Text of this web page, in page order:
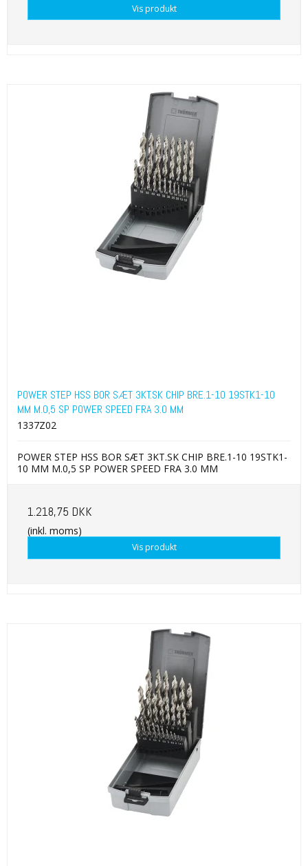
Vis produkt
POWER STEP HSS BOR SÆT 3KT.SK CHIP BRE.1-10 19STK1-10
MM M.0,5 SP POWER SPEED FRA 3.0 MM
1337Z02
POWER STEP HSS BOR SÆT 3KT.SK CHIP BRE.1-10 19STK1-
10 MM M.0,5 SP POWER SPEED FRA 3.0 MM
1.218,75 DKK
(inkl. moms)
Vis produkt